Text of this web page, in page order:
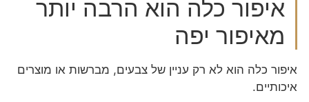
איפור כלה הוא הרבה יותר
מאיפור יפה
איפור כלה הוא לא רק עניין של צבעים, מברשות או מוצרים
איכותיים.